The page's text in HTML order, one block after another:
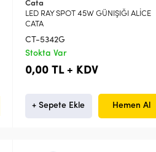
Cata
LED RAY SPOT 45W GÜNIŞIĞI ALİCE
CATA
CT-5342G
Stokta Var
0,00 TL + KDV
+ Sepete Ekle Hemen Al